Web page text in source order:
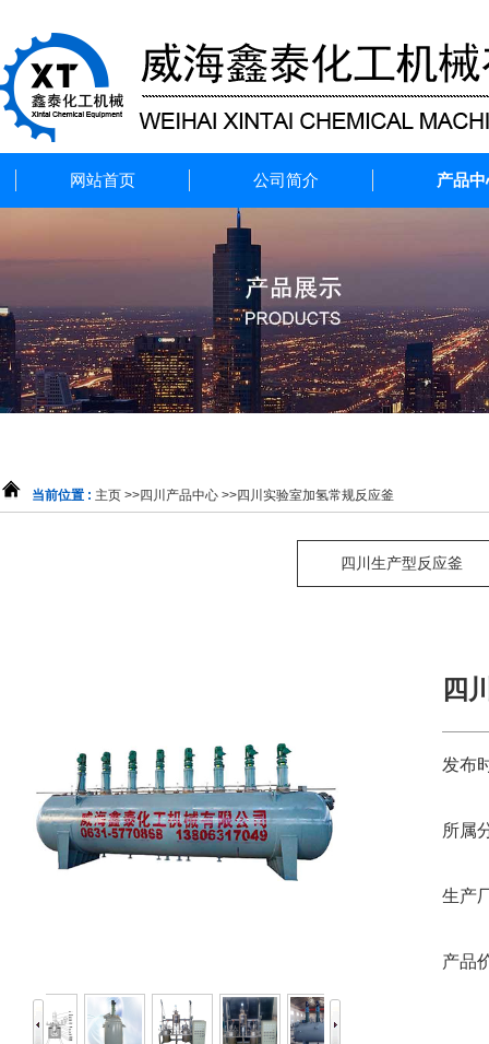
网站首页 公司简介 产品
当前位置 : 主页 >>四川产品中心 >>四川实验室加氢常规反应釜
四川生产型反应釜
四
发布
所属
生产
产品